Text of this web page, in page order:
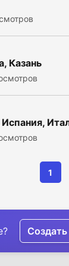
Казань
1
Создать